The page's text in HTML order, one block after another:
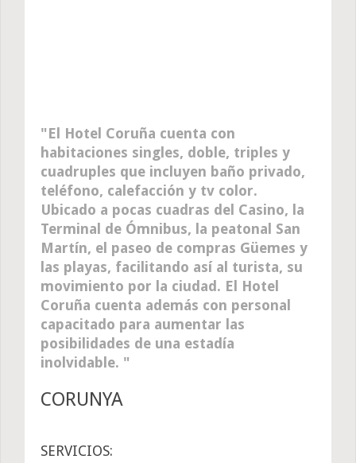
El Hotel Coruña cuenta con
habitaciones singles, doble, triples y
cuadruples que incluyen baño privado,
teléfono, calefacción y tv color.
Ubicado a pocas cuadras del Casino, la
Terminal de Ómnibus, la peatonal San
Martín, el paseo de compras Güemes y
las playas, facilitando así al turista, su
movimiento por la ciudad. El Hotel
Coruña cuenta además con personal
capacitado para aumentar las
posibilidades de una estadía
inolvidable.
CORUNYA
SERVICIOS: